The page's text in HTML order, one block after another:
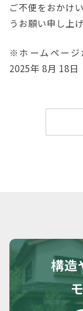
ご不便をおかけ
うお願い申し上げ
※ホームページ
2025年 8月 18日
構造